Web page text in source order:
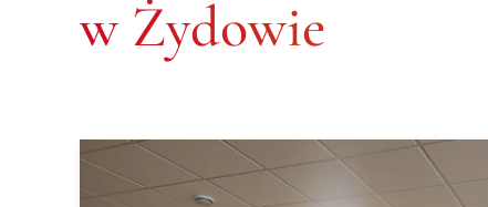
w Żydowie